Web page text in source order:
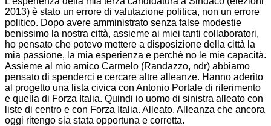
2013) è stato un errore di valutazione politica, non un errore
politico. Dopo avere amministrato senza false modestie
benissimo la nostra città, assieme ai miei tanti collaboratori,
ho pensato che potevo mettere a disposizione della città la
mia passione, la mia esperienza e perché no le mie capacità.
Assieme al mio amico Carmelo (Randazzo, ndr) abbiamo
pensato di spenderci e cercare altre alleanze. Hanno aderito
al progetto una lista civica con Antonio Portale di riferimento
e quella di Forza Italia. Quindi io uomo di sinistra alleato con
liste di centro e con Forza Italia. Alleato. Alleanza che ancora
oggi ritengo sia stata opportuna e corretta.